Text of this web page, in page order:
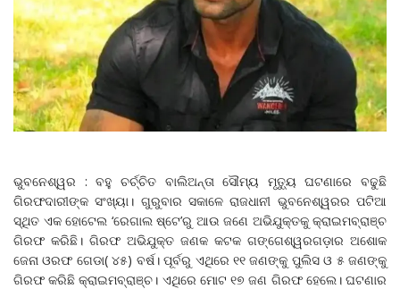
ଭୁବନେଶ୍ୱର : ବହୁ ଚର୍ଚ୍ଚିତ ବାଲିଅନ୍ତା ସୌମ୍ୟ ମୃତ୍ୟୁ ଘଟଣାରେ ବଢୁଛି
ଗିରଫଦାରୀଙ୍କ ସଂଖ୍ୟା। ଗୁରୁବାର ସକାଳେ ରାଜଧାନୀ ଭୁବନେଶ୍ୱରର ପଟିଆ
ସ୍ଥିତ ଏକ ହୋଟେଲ ‘ରେଗାଲ ଷ୍ଟେ’ରୁ ଆଉ ଜଣେ ଅଭିଯୁକ୍ତକୁ କ୍ରାଇମବ୍ରାଞ୍ଚ
ଗିରଫ କରିଛି। ଗିରଫ ଅଭିଯୁକ୍ତ ଜଣକ କଟକ ଗଙ୍ଗେଶ୍ୱରଗଡ଼ାର ଅଶୋକ
ଜେନା ଓରଫ ଗେଡା( ୪୫) ବର୍ଷ। ପୂର୍ବରୁ ଏଥିରେ ୧୧ ଜଣଙ୍କୁ ପୁଲିସ ଓ ୫ ଜଣଙ୍କୁ
ଗିରଫ କରିଛି କ୍ରାଇମବ୍ରାଞ୍ଚ। ଏଥିରେ ମୋଟ ୧୭ ଜଣ ଗିରଫ ହେଲେ। ଘଟଣାର